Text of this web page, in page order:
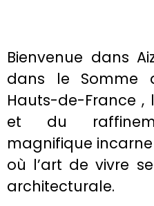
Bienvenue dans
dans le Somme
Hauts-de-France ,
et du
magnifique
où l’art de vivre
architecturale.